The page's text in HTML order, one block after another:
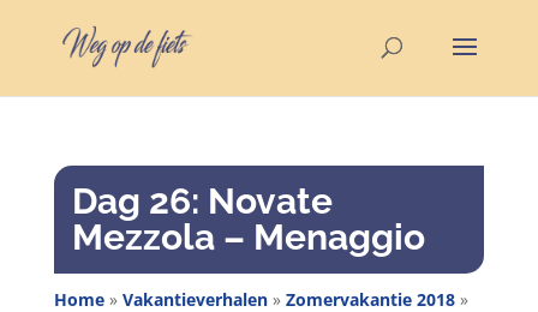
Dag 26: Novate
Mezzola – Menaggio
Home» Vakantieverhalen» Zomervakantie 2018»